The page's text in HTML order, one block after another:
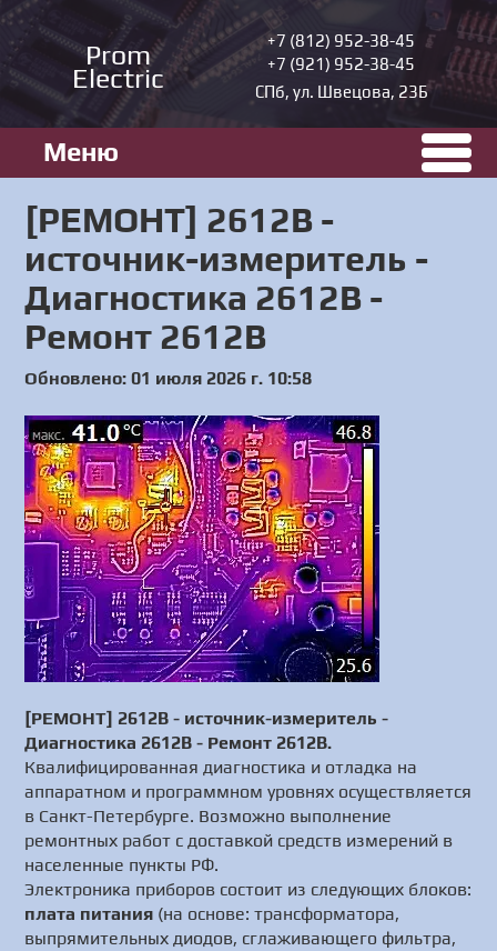
Prom
Electric
+7 (812) 952-38-45
+7 (921) 952-38-45
СПб, ул. Швецова, 23Б
Меню
[РЕМОНТ] 2612B -
источник-измеритель -
Диагностика 2612B -
Ремонт 2612B
Обновлено: 01 июля 2026 г. 10:58
[РЕМОНТ] 2612B - источник-измеритель -
Диагностика 2612B - Ремонт 2612B.
Квалифицированная диагностика и отладка на
аппаратном и программном уровнях осуществляется
в Санкт-Петербурге. Возможно выполнение
ремонтных работ с доставкой средств измерений в
населенные пункты РФ.
Электроника приборов состоит из следующих блоков:
плата питания (на основе: трансформатора,
выпрямительных диодов, сглаживающего фильтра,